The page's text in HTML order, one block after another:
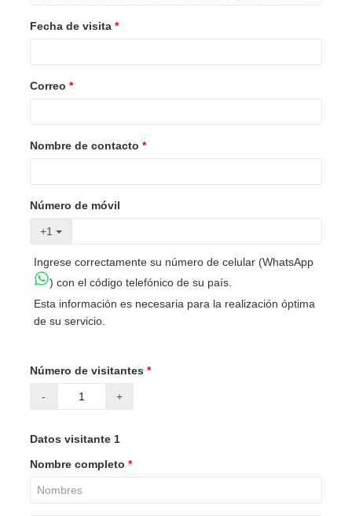
Fecha de visita *
Correo *
Nombre de contacto *
Número de móvil
+1
Ingrese correctamente su número de celular (WhatsApp
) con el código telefónico de su país.
Esta información es necesaria para la realización óptima
de su servicio.
Número de visitantes *
- +
Datos visitante 1
Nombre completo *